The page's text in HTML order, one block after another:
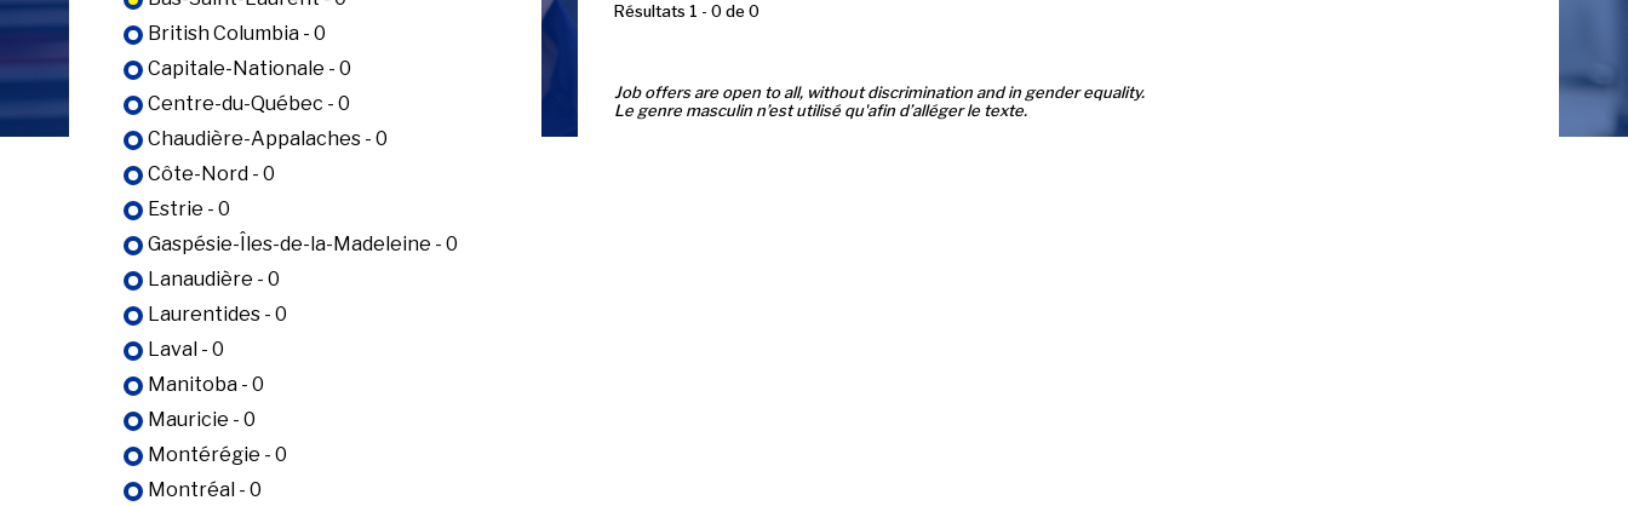
British Columbia - 0
Capitale-Nationale - 0
Centre-du-Québec - 0
Chaudière-Appalaches - 0
Côte-Nord - 0
Estrie - 0
Gaspésie-Îles-de-la-Madeleine - 0
Lanaudière - 0
Laurentides - 0
Laval - 0
Manitoba - 0
Mauricie - 0
Montérégie - 0
Montréal - 0
Résultats 1 - 0 de 0
Job offers are open to all, without discrimination and in gender equality.
Le genre masculin n’est utilisé qu'afin d’alléger le texte.